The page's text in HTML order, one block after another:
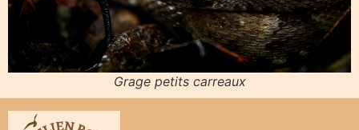
Grage petits carreaux